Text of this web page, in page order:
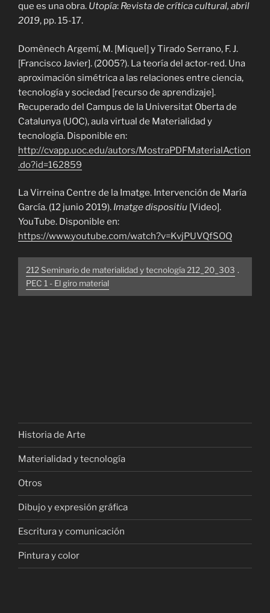
que es una obra. Utopía: Revista de crítica cultural, abril
2019, pp. 15-17.
Domènech Argemí, M. [Miquel] y Tirado Serrano, F. J.
[Francisco Javier]. (2005?). La teoría del actor-red. Una
aproximación simétrica a las relaciones entre ciencia,
tecnología y sociedad [recurso de aprendizaje].
Recuperadodel Campus de la Universitat Oberta de
Catalunya (UOC), aula virtual de Materialidad y
tecnología. Disponible en:
http://cvapp.uoc.edu/autors/MostraPDFMaterialAction
.do?id=162859
La Virreina Centre de la Imatge. Intervención de María
García. (12 junio 2019). Imatge dispositiu [Video].
YouTube. Disponible en:
https://www.youtube.com/watch?v=KvjPUVQfSOQ
212 Seminario de materialidad y tecnología 212_20_303 .
PEC 1 - El giro material
Historia de Arte
Materialidad y tecnología
Otros
Dibujo y expresión gráfica
Escritura y comunicación
Pintura y color